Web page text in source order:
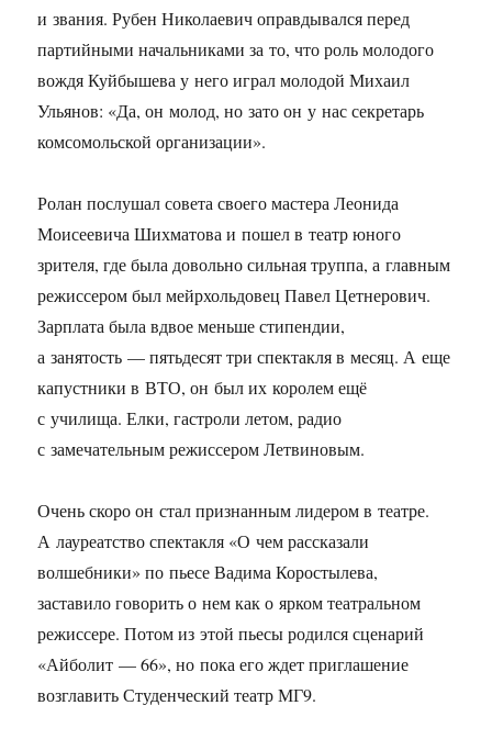
и звания. Рубен Николаевич оправдывался перед
партийными начальниками за то, что роль молодого
вождя Куйбышева у него играл молодой Михаил
Ульянов: «Да, он молод, но зато он у нас секретарь
комсомольской организации».
Ролан послушал совета своего мастера Леонида
Моисеевича Шихматова и пошел в театр юного
зрителя, где была довольно сильная труппа, а главным
режиссером был мейрхольдовец Павел Цетнерович.
Зарплата была вдвое меньше стипендии,
а занятость — пятьдесят три спектакля в месяц. А еще
капустники в ВТО, он был их королем ещё
с училища. Елки, гастроли летом, радио
с замечательным режиссером Летвиновым.
Очень скоро он стал признанным лидером в театре.
А лауреатство спектакля «О чем рассказали
волшебники» по пьесе Вадима Коростылева,
заставило говорить о нем как о ярком театральном
режиссере. Потом из этой пьесы родился сценарий
«Айболит — 66», но пока его ждет приглашение
возглавить Студенческий театр МГ9.